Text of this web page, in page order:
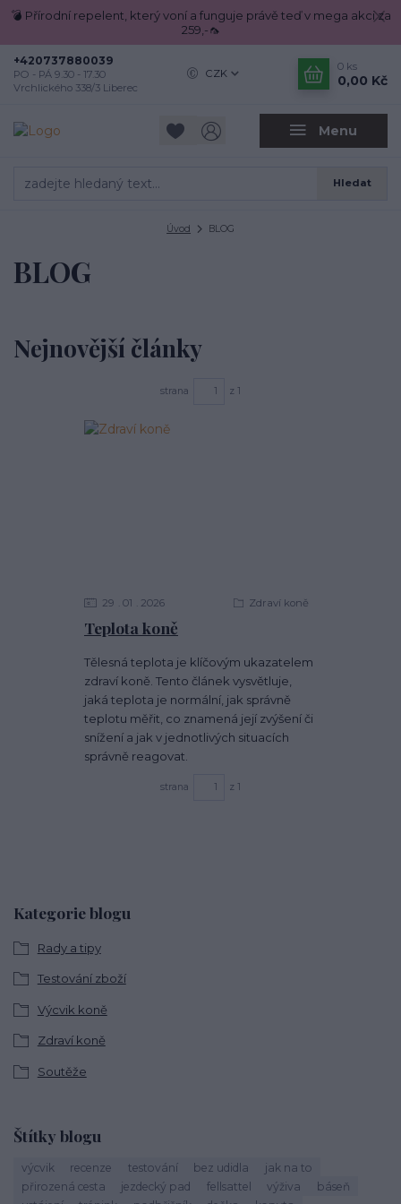
💣 Přírodní repelent, který voní a funguje právě teď v mega akci za
259,-🦟
Menu
CZK
Hledat
+420737880039
PO - PÁ 9.30 - 17.30
Vrchlického 338/3 Liberec
0 ks
0,00 Kč
Úvod BLOG
Kategorie blogu
Rady a tipy
Testování zboží
Výcvik koně
Zdraví koně
Soutěže
Štítky blogu
výcvik recenze testování bez udidla
jak na to
přirozená cesta
jezdecký pad fellsattel výživa
báseň
BLOG
Nejnovější články
strana z 1
Teplota koně
29 01 2026 Zdraví koně
Tělesná teplota je klíčovým ukazatelem
zdraví koně. Tento článek vysvětluje,
jaká teplota je normální, jak správně
teplotu měřit, co znamená její zvýšení či
snížení a jak v jednotlivých situacích
správně reagovat.
strana z 1